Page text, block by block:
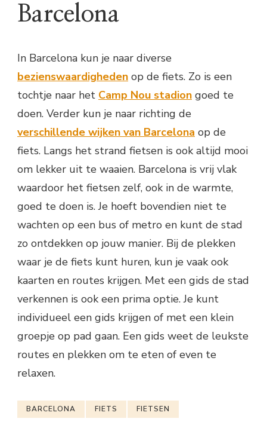
Barcelona
In Barcelona kun je naar diverse
bezienswaardigheden op de fiets. Zo is een
tochtje naar het Camp Nou stadion goed te
doen. Verder kun je naar richting de
verschillende wijken van Barcelona op de
fiets. Langs het strand fietsen is ook altijd mooi
om lekker uit te waaien. Barcelona is vrij vlak
waardoor het fietsen zelf, ook in de warmte,
goed te doen is. Je hoeft bovendien niet te
wachten op een bus of metro en kunt de stad
zo ontdekken op jouw manier. Bij de plekken
waar je de fiets kunt huren, kun je vaak ook
kaarten en routes krijgen. Met een gids de stad
verkennen is ook een prima optie. Je kunt
individueel een gids krijgen of met een klein
groepje op pad gaan. Een gids weet de leukste
routes en plekken om te eten of even te
relaxen.
BARCELONA FIETS FIETSEN